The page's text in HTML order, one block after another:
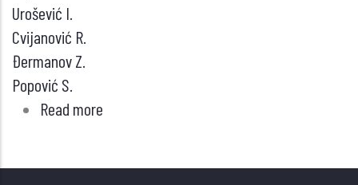
Urošević I.
Cvijanović R.
Đermanov Z.
Popović S.
Read more